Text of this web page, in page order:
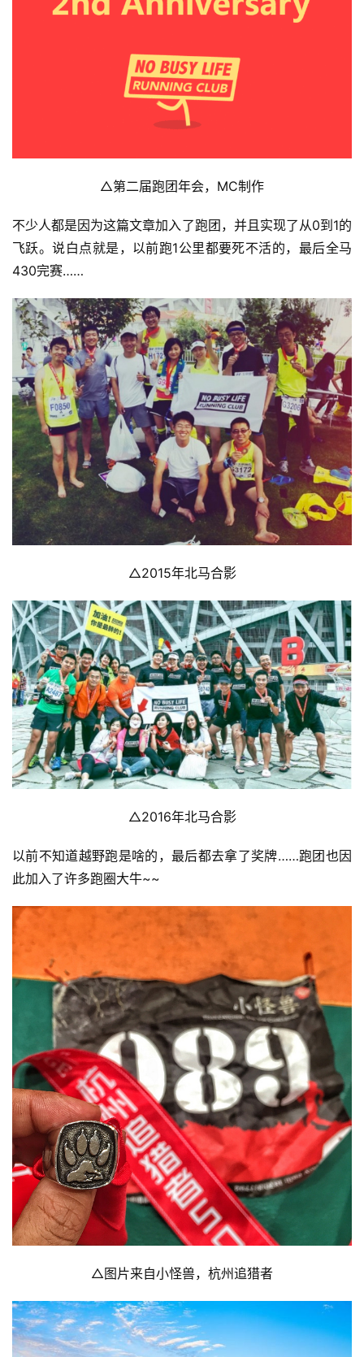
比
赛
观
察
训
练
△第二届跑团年会，MC制作
不少人都是因为这篇文章加入了跑团，并且实现了从0到1的
飞跃。说白点就是，以前跑1公里都要死不活的，最后全马
430完赛……
△2015年北马合影
△2016年北马合影
以前不知道越野跑是啥的，最后都去拿了奖牌……跑团也因
此加入了许多跑圈大牛~~
△图片来自小怪兽，杭州追猎者